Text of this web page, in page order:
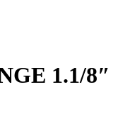
1.1/8″